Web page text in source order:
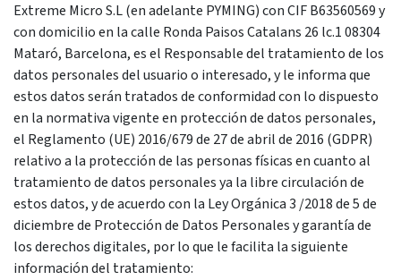
Extreme Micro S.L (en adelante PYMING) con CIF B63560569 y
con domicilio en la calle Ronda Paisos Catalans 26 lc.1 08304
Mataró, Barcelona, es el Responsable del tratamiento de los
datos personales del usuario o interesado, y le informa que
estos datos serán tratados de conformidad con lo dispuesto
en la normativa vigente en protección de datos personales,
el Reglamento (UE) 2016/679 de 27 de abril de 2016 (GDPR)
relativo a la protección de las personas físicas en cuanto al
tratamiento de datos personales ya la libre circulación de
estos datos, y de acuerdo con la Ley Orgánica 3 /2018 de 5 de
diciembre de Protección de Datos Personales y garantía de
los derechos digitales, por lo que le facilita la siguiente
información del tratamiento: